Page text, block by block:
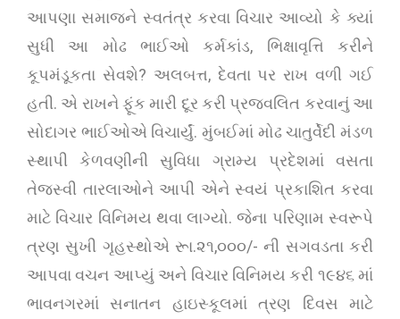
આપણા સમાજને સ્વતંત્ર કરવા વિચાર આવ્યો કે ક્યાં
સુધી આ મોઢ ભાઈઓ કર્મકાંડ, ભિક્ષાવૃત્તિ કરીને
કૂપમંડૂકતા સેવશે? અલબત્ત, દેવતા પર રાખ વળી ગઈ
હતી. એ રાખને ફૂંક મારી દૂર કરી પ્રજવલિત કરવાનું આ
સોદાગર ભાઈઓએ વિચાર્યું. મુંબઈમાં મોઢ ચાતુર્વેદી મંડળ
સ્થાપી કેળવણીની સુવિધા ગ્રામ્ય પ્રદેશમાં વસતા
તેજસ્વી તારલાઓને આપી એને સ્વયં પ્રકાશિત કરવા
માટે વિચાર વિનિમય થવા લાગ્યો. જેના પરિણામ સ્વરૂપે
ત્રણ સુખી ગૃહસ્થોએ રૂા.૨૧,૦૦૦/- ની સગવડતા કરી
આપવા વચન આપ્યું અને વિચાર વિનિમય કરી ૧૯૪૬ માં
ભાવનગરમાં સનાતન હાઇસ્કૂલમાં ત્રણ દિવસ માટે